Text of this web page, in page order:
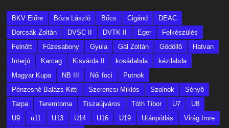
BKV Előre Bóza László Bőcs Cigánd
DEAC
Dorcsák Zoltán
DVSC II DVTK II Eger
Felkészülés
Felnőtt
Füzesabony Gyula Gál Zoltán Gödöllő
Hatvan
Interjú
Karcag Kisvárda II kosárlabda
kézilabda
Magyar Kupa
NB III Női foci
Putnok
Pénzesné Balázs Kitti
Szerencsi Miklós Szolnok
Sényő
Tarpa
Teremtorna Tiszaújváros Tóth Tibor U7
U8
U9
u11 U13 U14 U16 U19 Utánpótlás
Virág Imre